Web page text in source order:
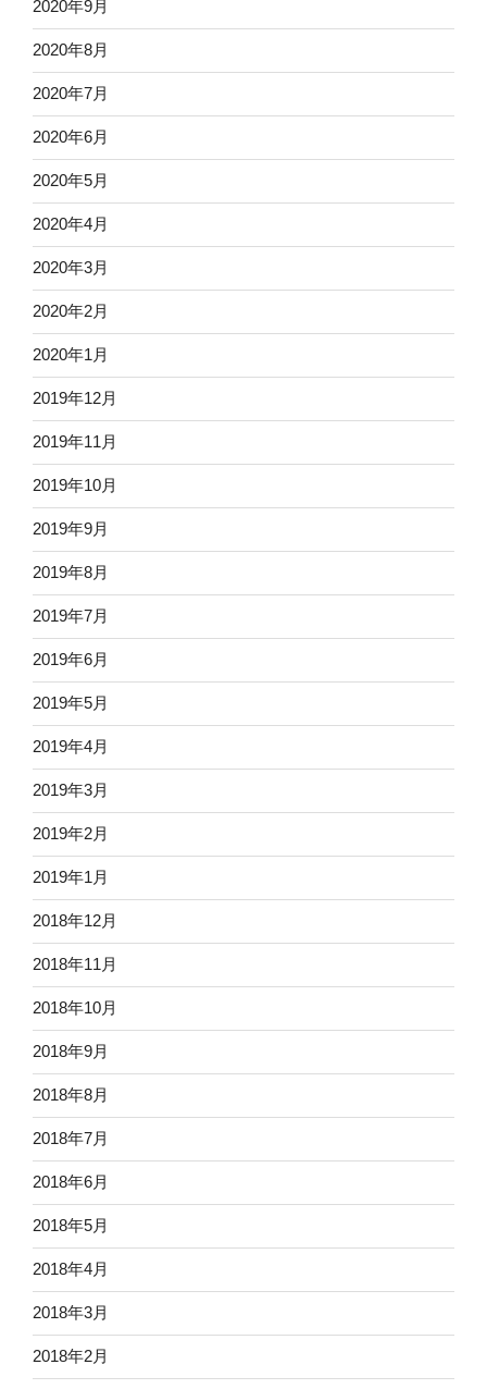
2020年9月
2020年8月
2020年7月
2020年6月
2020年5月
2020年4月
2020年3月
2020年2月
2020年1月
2019年12月
2019年11月
2019年10月
2019年9月
2019年8月
2019年7月
2019年6月
2019年5月
2019年4月
2019年3月
2019年2月
2019年1月
2018年12月
2018年11月
2018年10月
2018年9月
2018年8月
2018年7月
2018年6月
2018年5月
2018年4月
2018年3月
2018年2月